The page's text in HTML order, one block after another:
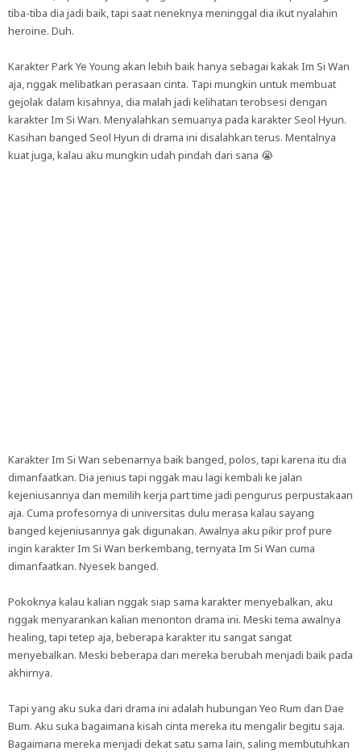
tiba-tiba dia jadi baik, tapi saat neneknya meninggal dia ikut nyalahin
heroine. Duh.
Karakter Park Ye Young akan lebih baik hanya sebagai kakak Im Si Wan
aja, nggak melibatkan perasaan cinta. Tapi mungkin untuk membuat
gejolak dalam kisahnya, dia malah jadi kelihatan terobsesi dengan
karakter Im Si Wan. Menyalahkan semuanya pada karakter Seol Hyun.
Kasihan banged Seol Hyun di drama ini disalahkan terus. Mentalnya
kuat juga, kalau aku mungkin udah pindah dari sana 😭
Karakter Im Si Wan sebenarnya baik banged, polos, tapi karena itu dia
dimanfaatkan. Dia jenius tapi nggak mau lagi kembali ke jalan
kejeniusannya dan memilih kerja part time jadi pengurus perpustakaan
aja. Cuma profesornya di universitas dulu merasa kalau sayang
banged kejeniusannya gak digunakan. Awalnya aku pikir prof pure
ingin karakter Im Si Wan berkembang, ternyata Im Si Wan cuma
dimanfaatkan. Nyesek banged.
Pokoknya kalau kalian nggak siap sama karakter menyebalkan, aku
nggak menyarankan kalian menonton drama ini. Meski tema awalnya
healing, tapi tetep aja, beberapa karakter itu sangat sangat
menyebalkan. Meski beberapa dari mereka berubah menjadi baik pada
akhirnya.
Tapi yang aku suka dari drama ini adalah hubungan Yeo Rum dan Dae
Bum. Aku suka bagaimana kisah cinta mereka itu mengalir begitu saja.
Bagaimana mereka menjadi dekat satu sama lain, saling membutuhkan